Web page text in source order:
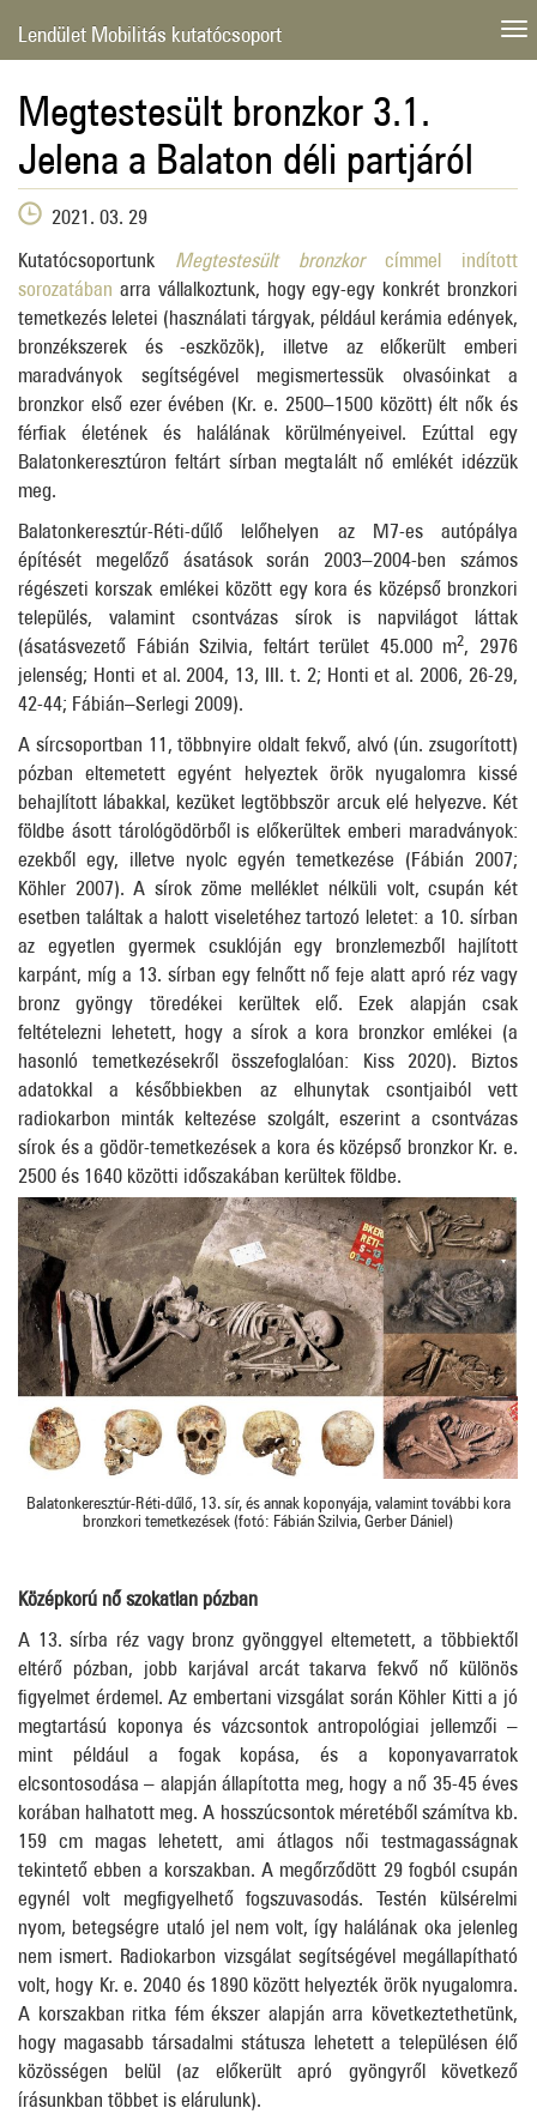
Lendület Mobilitás kutatócsoport
Megtestesült bronzkor 3.1.
Jelena a Balaton déli partjáról
2021. 03. 29
Kutatócsoportunk Megtestesült bronzkorcímmel indított
sorozatában arra vállalkoztunk, hogy egy-egy konkrét bronzkori
temetkezés leletei (használati tárgyak, például kerámia edények,
bronzékszerek és -eszközök), illetve az előkerült emberi
maradványok segítségével megismertessük olvasóinkat a
bronzkor első ezer évében (Kr. e. 2500–1500 között) élt nők és
férfiak életének és halálának körülményeivel. Ezúttal egy
Balatonkeresztúron feltárt sírban megtalált nő emlékét idézzük
meg.
Balatonkeresztúr-Réti-dűlő lelőhelyen az M7-es autópálya
építését megelőző ásatások során 2003–2004-ben számos
régészeti korszak emlékei között egy kora és középső bronzkori
település, valamint csontvázas sírok is napvilágot láttak
(ásatásvezető Fábián Szilvia, feltárt terület 45.000 m2
, 2976
jelenség; Honti et al. 2004, 13, III. t. 2; Honti et al. 2006, 26-29,
42-44; Fábián–Serlegi 2009).
A sírcsoportban 11, többnyire oldalt fekvő, alvó (ún. zsugorított)
pózban eltemetett egyént helyeztek örök nyugalomra kissé
behajlított lábakkal, kezüket legtöbbször arcuk elé helyezve. Két
földbe ásott tárológödörből is előkerültek emberi maradványok:
ezekből egy, illetve nyolc egyén temetkezése (Fábián 2007;
Köhler 2007). A sírok zöme melléklet nélküli volt, csupán két
esetben találtak a halott viseletéhez tartozó leletet: a 10. sírban
az egyetlen gyermek csuklóján egy bronzlemezből hajlított
karpánt, míg a 13. sírban egy felnőtt nő feje alatt apró réz vagy
bronz gyöngy töredékei kerültek elő. Ezek alapján csak
feltételezni lehetett, hogy a sírok a kora bronzkor emlékei (a
hasonló temetkezésekről összefoglalóan: Kiss 2020). Biztos
adatokkal a későbbiekben az elhunytak csontjaiból vett
radiokarbon minták keltezése szolgált, eszerint a csontvázas
sírok és a gödör-temetkezések a kora és középső bronzkor Kr. e.
2500 és 1640 közötti időszakában kerültek földbe.
Balatonkeresztúr-Réti-dűlő, 13. sír, és annak koponyája, valamint további kora
bronzkori temetkezések (fotó: Fábián Szilvia, Gerber Dániel)
Középkorú nő szokatlan pózban
A 13. sírba réz vagy bronz gyönggyel eltemetett, a többiektől
eltérő pózban, jobb karjával arcát takarva fekvő nő különös
figyelmet érdemel. Az embertani vizsgálat során Köhler Kitti a jó
megtartású koponya és vázcsontok antropológiai jellemzői –
mint például a fogak kopása, és a koponyavarratok
elcsontosodása – alapján állapította meg, hogy a nő 35-45 éves
korában halhatott meg. A hosszúcsontok méretéből számítva kb.
159 cm magas lehetett, ami átlagos női testmagasságnak
tekintető ebben a korszakban. A megőrződött 29 fogból csupán
egynél volt megfigyelhető fogszuvasodás. Testén külsérelmi
nyom, betegségre utaló jel nem volt, így halálának oka jelenleg
nem ismert. Radiokarbon vizsgálat segítségével megállapítható
volt, hogy Kr. e. 2040 és 1890 között helyezték örök nyugalomra.
A korszakban ritka fém ékszer alapján arra következtethetünk,
hogy magasabb társadalmi státusza lehetett a településen élő
közösségen belül (az előkerült apró gyöngyről következő
írásunkban többet is elárulunk).